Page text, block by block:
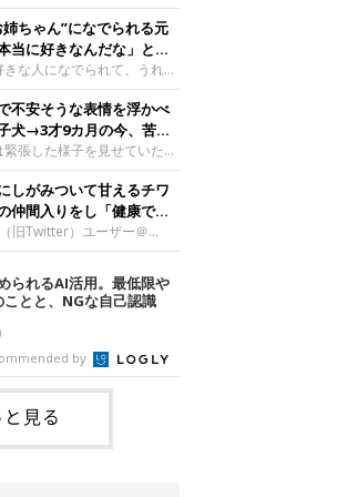
か。今回は、神楽ちゃんの
んと振り返ります！神楽ち
いて聞いた！お迎えから数
ん（撮影時生後2カ月）＠
お迎え当初の神楽
ついて教えてください。飼
迎え当日から“ヘソ天”で寝
し
カ月、表情や行動にさまざ
れるようになりました。遊
後2カ月のなっちゃん遊び
っちゃん。@Pkndg_紹介
旧Twitter）ユーザー
の愛犬・なっちゃん（取材
／柴犬）。こちらの写真
が生後2カ月のころに撮影
。この日、なっちゃんは家
ちゃで遊んでいました。た
れたのか、その後は眠り始
。眠るなっちゃん。
ちゃん”になでられる元
に好きなんだな」と感
っこり
な人になでられて、うれし
せる元保護犬。甘えるよう
るこちらまでほっこりしま
お姉ちゃん”に甘える小次郎
でてもらい、うれしそうな
小次郎くん（2026年6月撮
紹介するのは、X（旧
ー@mika_Jimmyさんの愛
ん（撮影時5才）。こちら
の妹さんと一緒に散歩をし
んは実家から自宅へ帰る途
公園で待ち合わせ
不安そうな表情を浮かべ
犬→3才9カ月の今、苦手
しいコに成長！
張した様子を見せていた元
。あれから約3年半、苦手
つひとつ克服し、家族に寄
ています。お迎え当日、ケ
そうにお迎え当日のシルビ
今回紹介する
）ユーザー
さんの愛犬・シルビアち
、生後推定2カ月）。飼い
初に撮った一枚」として投
は、ケージの隅で不安そうな
るシルビアちゃんの姿が写っ
ちらは、保護犬だったシル
しがみついて甘えるチワ
間入りをし「健康で穏
が続いてほしい」と願う
旧Twitter）ユーザー＠
さんが投稿した写真。写
愛犬でチワワのつぶしゃん
ちゃん）です。飼い主さん
つくつぶしゃん（撮影時6
撮影当時の状況に
、飼い主さんはこう教えてく
主さん： 「ある休日のこ
ファに座った途端にひざの
たので、そのままなでながら
いたのですが、微動だにしな
て見てみると、腕にしがみ
られるAI活用。最低限や
ことと、NGな自己認識
by
見る